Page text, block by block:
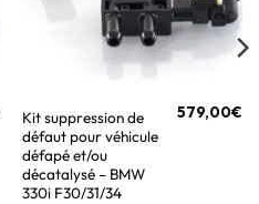
Kit suppression de
défaut pour véhicule
défapé et/ou
décatalysé – BMW
330i F30/31/34
579,00€